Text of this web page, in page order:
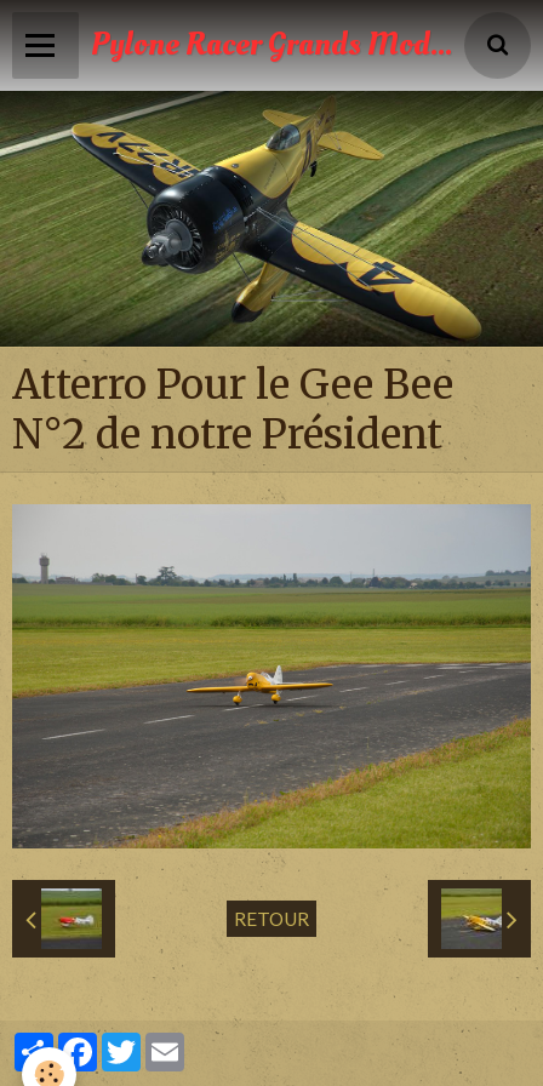
Pylone Racer Grands Modèles
Accueil
Infos
Calendrier
Reportages photos
News
Vidéos
Boutique
Divers
Liens
Contact
Atterro Pour le Gee Bee
N°2 de notre Président
RETOUR
PartagerFacebook
Twitter
Email